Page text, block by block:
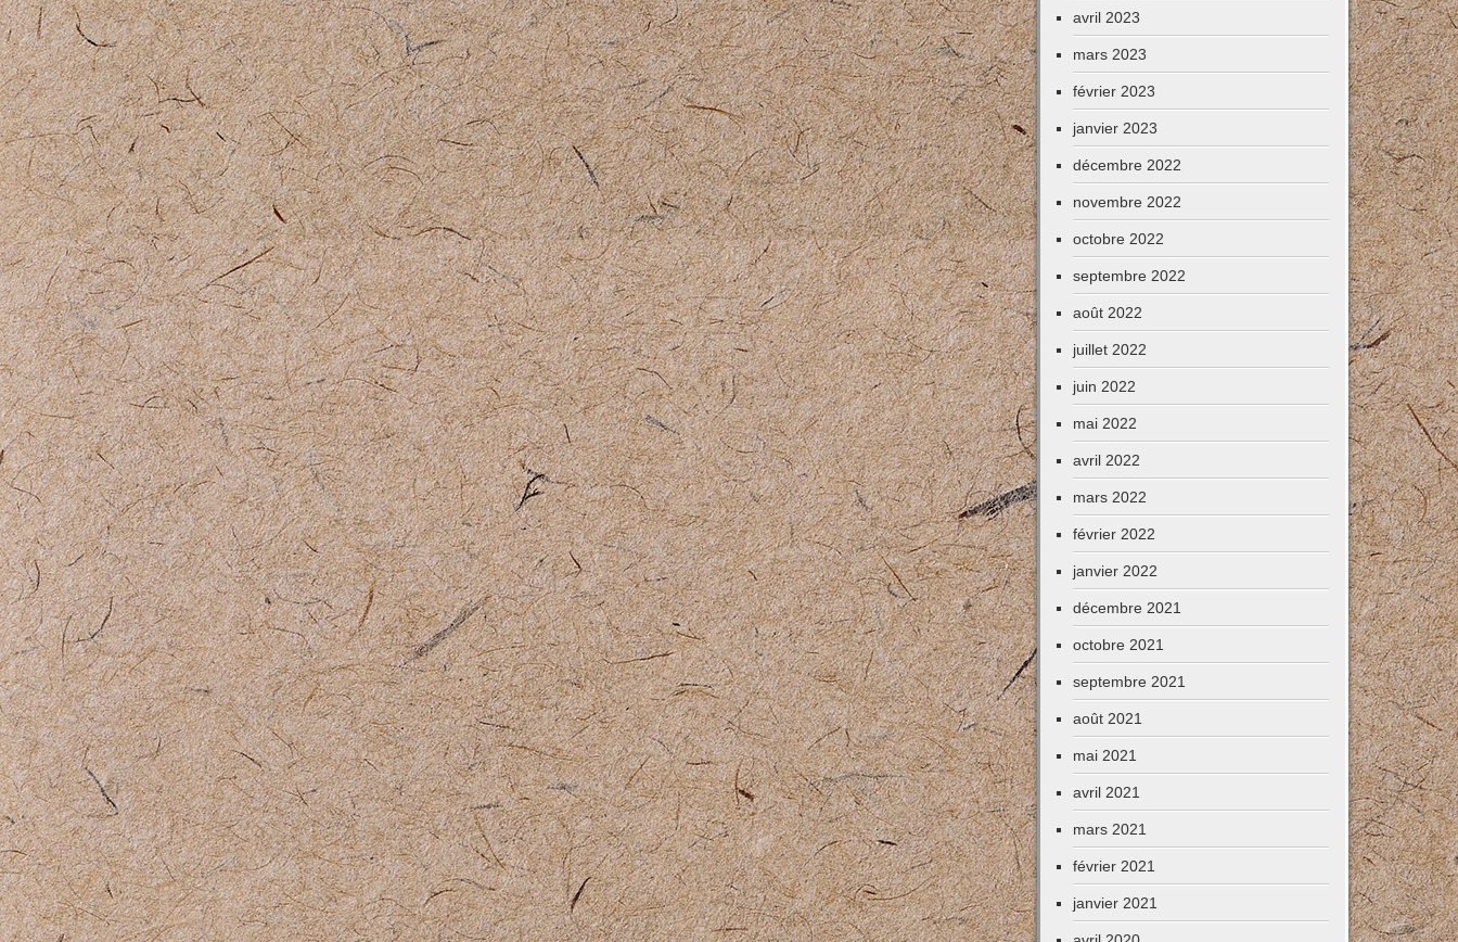
avril 2023
mars 2023
février 2023
janvier 2023
décembre 2022
novembre 2022
octobre 2022
septembre 2022
août 2022
juillet 2022
juin 2022
mai 2022
avril 2022
mars 2022
février 2022
janvier 2022
décembre 2021
octobre 2021
septembre 2021
août 2021
mai 2021
avril 2021
mars 2021
février 2021
janvier 2021